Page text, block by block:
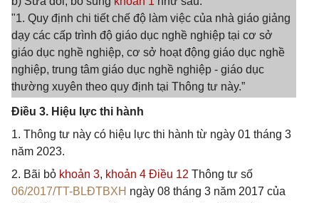
"1. Quy định chi tiết chế độ làm việc của nhà giáo giảng
dạy các cấp trình độ giáo dục nghề nghiệp tại cơ sở
giáo dục nghề nghiệp, cơ sở hoạt động giáo dục nghề
nghiệp, trung tâm giáo dục nghề nghiệp - giáo dục
thường xuyên theo quy định tại Thông tư này.”
Điều 3. Hiệu lực thi hành
1. Thông tư này có hiệu lực thi hành từ ngày 01 tháng 3
năm 2023.
2. Bãi bỏ khoản 3, khoản 4 Điều 12 Thông tư số
06/2017/TT-BLĐTBXH ngày 08 tháng 3 năm 2017 của